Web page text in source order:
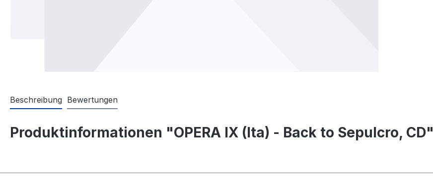
Beschreibung Bewertungen
Produktinformationen "OPERA IX (Ita) - Back to Sepulcro, CD"